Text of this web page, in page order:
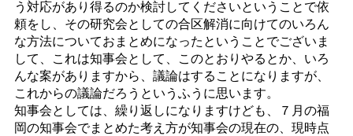
う対応があり得るのか検討してくださいということで依
頼をし、その研究会としての合区解消に向けてのいろん
な方法についておまとめになったということでございま
して、これは知事会として、このとおりやるとか、いろ
んな案がありますから、議論はすることになりますが、
これからの議論だろうというふうに思います。
知事会としては、繰り返しになりますけども、７月の福
岡の知事会でまとめた考え方が知事会の現在の、現時点